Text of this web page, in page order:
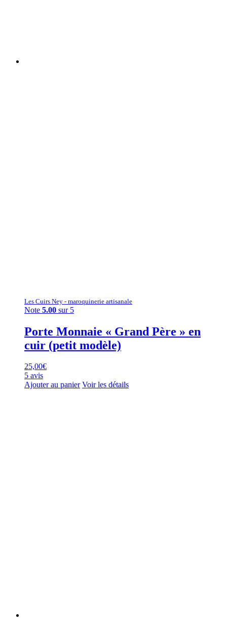
Les Cuirs Ney - maroquinerie artisanale
Note 5.00 sur 5
Porte Monnaie « Grand Père » en
cuir (petit modèle)
25,00€
5 avis
Ajouter au panier Voir les détails